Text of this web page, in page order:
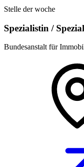
Stelle der woche
Spezialistin /
Bundesanstalt für